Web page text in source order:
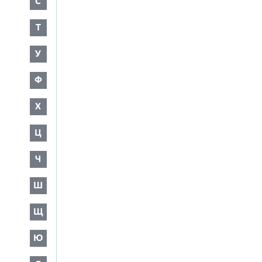
Т
У
Ф
Х
Ц
Ч
Ш
Щ
Ю